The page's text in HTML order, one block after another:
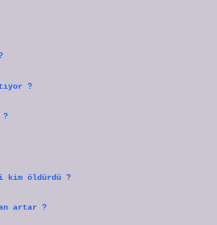
?
?
kim öldürdü ?
artar ?